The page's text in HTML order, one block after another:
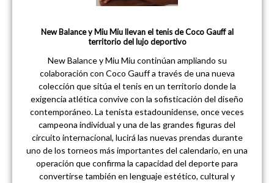
New Balance y Miu Miu llevan el tenis de Coco Gauff al
territorio del lujo deportivo
New Balance y Miu Miu continúan ampliando su
colaboración con Coco Gauff a través de una nueva
colección que sitúa el tenis en un territorio donde la
exigencia atlética convive con la sofisticación del diseño
contemporáneo. La tenista estadounidense, once veces
campeona individual y una de las grandes figuras del
circuito internacional, lucirá las nuevas prendas durante
uno de los torneos más importantes del calendario, en una
operación que confirma la capacidad del deporte para
convertirse también en lenguaje estético, cultural y